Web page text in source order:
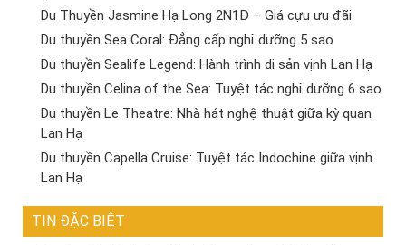
Du Thuyền Jasmine Hạ Long 2N1Đ – Giá cựu ưu đãi
Du thuyền Sea Coral: Đẳng cấp nghỉ dưỡng 5 sao
Du thuyền Sealife Legend: Hành trình di sản vịnh Lan Hạ
Du thuyền Celina of the Sea: Tuyệt tác nghỉ dưỡng 6 sao
Du thuyền Le Theatre: Nhà hát nghệ thuật giữa kỳ quan
Lan Hạ
Du thuyền Capella Cruise: Tuyệt tác Indochine giữa vịnh
Lan Hạ
TIN ĐẶC BIỆT